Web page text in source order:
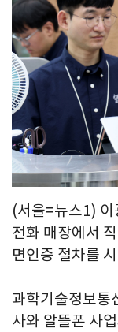
(서울=뉴스1) 이
전화 매장에서
면인증 절차를
과학기술정보통
사와 알뜰폰 사